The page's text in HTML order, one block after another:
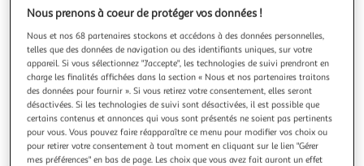
Illustration
précédente
Illustration
suivante
PARIS PRIX
Nous prenons à coeur de protéger vos données !
Nous et nos 68 partenaires stockons et accédons à des données personnelles,
telles que des données de navigation ou des identifiants uniques, sur votre
appareil. Si vous sélectionnez "J'accepte", les technologies de suivi prendront en
charge les finalités affichées dans la section « Nous et nos partenaires traitons
des données pour fournir ». Si vous retirez votre consentement, elles seront
désactivées. Si les technologies de suivi sont désactivées, il est possible que
certains contenus et annonces qui vous sont présentés ne soient pas pertinents
pour vous. Vous pouvez faire réapparaître ce menu pour modifier vos choix ou
pour retirer votre consentement à tout moment en cliquant sur le lien "Gérer
mes préférences" en bas de page. Les choix que vous avez fait auront un effet